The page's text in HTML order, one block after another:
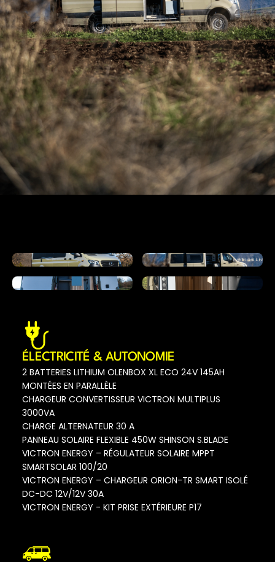
ÉLECTRICITÉ & AUTONOMIE
2 BATTERIES LITHIUM OLENBOX XL ECO 24V 145AH
MONTÉES EN PARALLÈLE
CHARGEUR CONVERTISSEUR VICTRON MULTIPLUS
3000VA
CHARGE ALTERNATEUR 30 A
PANNEAU SOLAIRE FLEXIBLE 450W SHINSON S.BLADE
VICTRON ENERGY – RÉGULATEUR SOLAIRE MPPT
SMARTSOLAR 100/20
VICTRON ENERGY – CHARGEUR ORION-TR SMART ISOLÉ
DC-DC 12V/12V 30A
VICTRON ENERGY - KIT PRISE EXTÉRIEURE P17